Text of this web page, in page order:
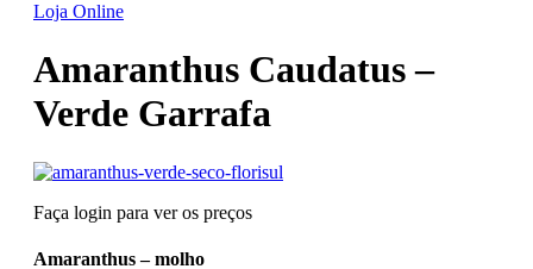
Loja Online
Amaranthus Caudatus –
Verde Garrafa
Faça login para ver os preços
Amaranthus – molho